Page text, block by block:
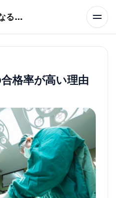
【完全ガイド】看護師になるまでのステップ＆スケジュール
格率が高い理由